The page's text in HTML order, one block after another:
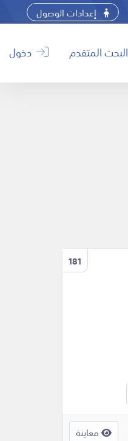
إعدادات الوصول
البحث المتقدم دخول
181
معاينة